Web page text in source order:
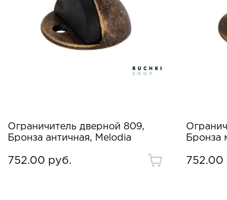
Ограничитель дверной 809,
Бронза античная, Melodia
752.00 руб.
Бронза
752.00